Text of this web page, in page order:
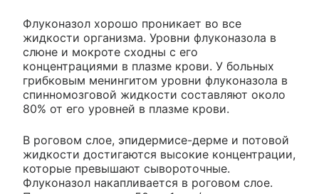
Флуконазол хорошо проникает во все
жидкости организма. Уровни флуконазола в
слюне и мокроте сходны с его
концентрациями в плазме крови. У больных
грибковым менингитом уровни флуконазола в
спинномозговой жидкости составляют около
80% от его уровней в плазме крови.
В роговом слое, эпидермисе-дерме и потовой
жидкости достигаются высокие концентрации,
которые превышают сывороточные.
Флуконазол накапливается в роговом слое.